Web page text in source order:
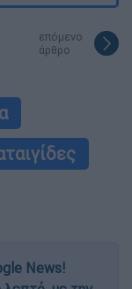
επόμενο
άρθρο
News!